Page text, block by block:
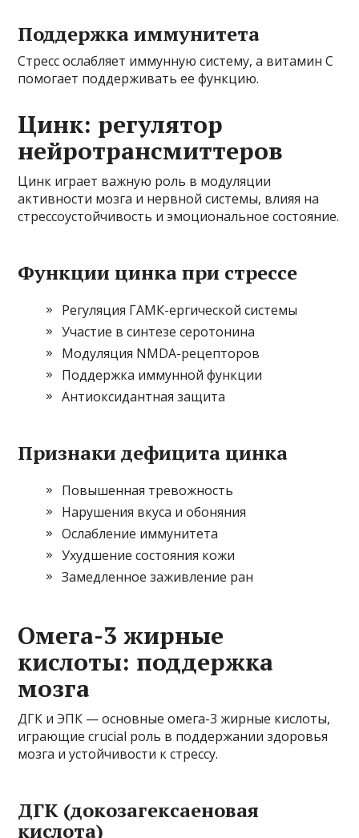
Поддержка иммунитета
Стресс ослабляет иммунную систему, а витамин C
помогает поддерживать ее функцию.
Цинк: регулятор
нейротрансмиттеров
Цинк играет важную роль в модуляции
активности мозга и нервной системы, влияя на
стрессоустойчивость и эмоциональное состояние.
Функции цинка при стрессе
Регуляция ГАМК-ергической системы
Участие в синтезе серотонина
Модуляция NMDA-рецепторов
Поддержка иммунной функции
Антиоксидантная защита
Признаки дефицита цинка
Повышенная тревожность
Нарушения вкуса и обоняния
Ослабление иммунитета
Ухудшение состояния кожи
Замедленное заживление ран
Омега-3 жирные
кислоты: поддержка
мозга
ДГК и ЭПК — основные омега-3 жирные кислоты,
играющие crucial роль в поддержании здоровья
мозга и устойчивости к стрессу.
ДГК (докозагексаеновая
кислота)